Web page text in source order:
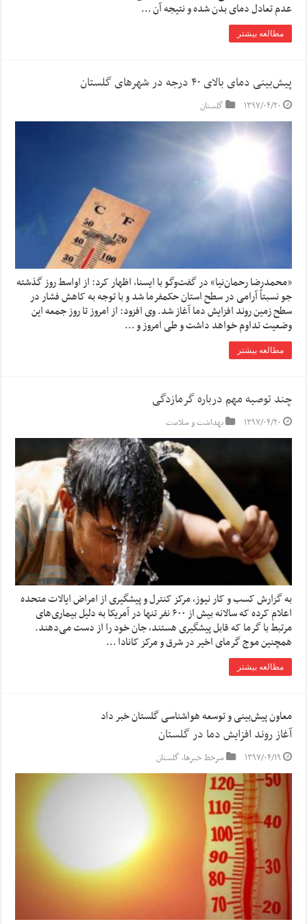
عدم تعادل دمای بدن شده و نتیجه آن …
مطالعه بیشتر
پیش‌بینی دمای بالای ۴۰ درجه در شهرهای گلستان
۱۳۹۷/۰۴/۲۰ گلستان
«محمدرضا رحمان‌نیا» در گفت‌وگو با ایسنا، اظهار کرد: از اواسط روز گذشته
جو نسبتاً آرامی در سطح استان حکمفرما شد و با توجه به کاهش فشار در
سطح زمین روند افزایش دما آغاز شد. وی افزود: از امروز تا روز جمعه این
وضعیت تداوم خواهد داشت و طی امروز و …
مطالعه بیشتر
چند توصیه مهم درباره گرمازدگی
۱۳۹۷/۰۴/۲۰ بهداشت و سلامت
به گزارش کسب و کار نیوز، مرکز کنترل و پیشگیری از امراض ایالات متحده
اعلام کرده که سالانه بیش از ۶۰۰ نفر تنها در آمریکا به دلیل بیماری‌های
مرتبط با گرما که قابل پیشگیری هستند، جان خود را از دست می‌دهند.
همچنین موج گرمای اخیر در شرق و مرکز کانادا …
مطالعه بیشتر
معاون پیش‌بینی و توسعه هواشناسی گلستان خبر داد
آغاز روند افزایش دما در گلستان
۱۳۹۷/۰۴/۱۹ سرخط خبرها,گلستان